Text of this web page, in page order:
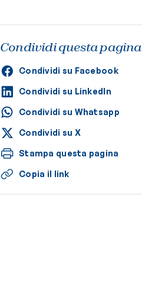
Condividi questa pagina
Condividi su Facebook
Condividi su LinkedIn
Condividi su Whatsapp
Condividi su X
Stampa questa pagina
Copia il link